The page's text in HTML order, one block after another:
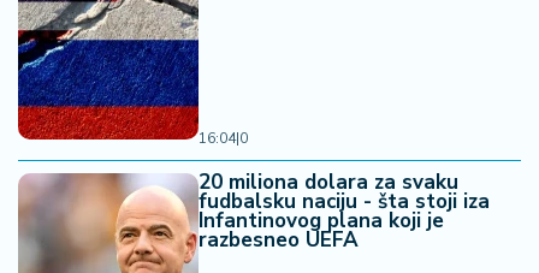
16:04|0
20 miliona dolara za svaku
fudbalsku naciju - šta stoji iza
Infantinovog plana koji je
razbesneo UEFA